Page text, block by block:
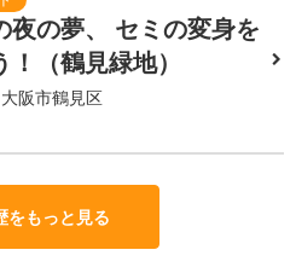
夜の夢、 セミの変身を
！（鶴見緑地）
阪市鶴見区
をもっと見る